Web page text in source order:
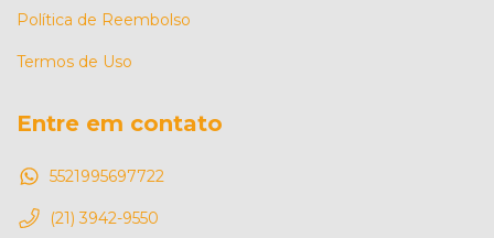
Política de Reembolso
Termos de Uso
Entre em contato
5521995697722
(21) 3942-9550